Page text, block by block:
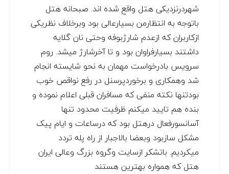
شهردرنزدیکی هتل واقع شده اند. صبحانه هتل
باتوجه به انتظارمن بسیارعالی بود وبرخلاف نظریکی
ازکاربران که ازعدم شارژبوفه وحتی نان گلایه
داشتند بسیارفراوان بود و تا آخرشارژ میشد. روم
سرویس بادرخواست مهمان به نحو شایسته انجام
شد وهمکاری و برخوردپرسنل در رفع نواقص خوب
بودتنها نکته منفی که مسافران قبلی اعلام نموده و
بنده هم تایید میکنم ظرفیت محدود تنها
آسانسورفعال درهتل بود که درساعات و ایام پیک
مشکل سازبود وبعضا بالاجبار از راه پله تردد
میکردیم. باتشکر ازسایت وگروه بزرگ وعالی ایران
هتل که همواره بهترین هستند